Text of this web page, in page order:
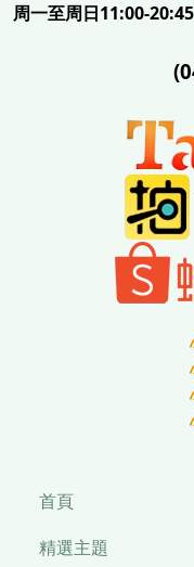
周一至周日11:00-20:45
首頁
精選主題